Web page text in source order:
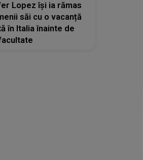
Lopez își ia rămas
săi cu o vacanță
în Italia înainte de